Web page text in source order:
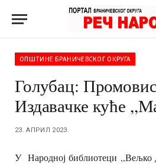
ОПШТИНЕ БРАНИЧЕВСКОГ ОКРУГА
Голубац:
Издавачке куће
23. АПРИЛ 2023.
У Народној библиотеци ,,Вељко